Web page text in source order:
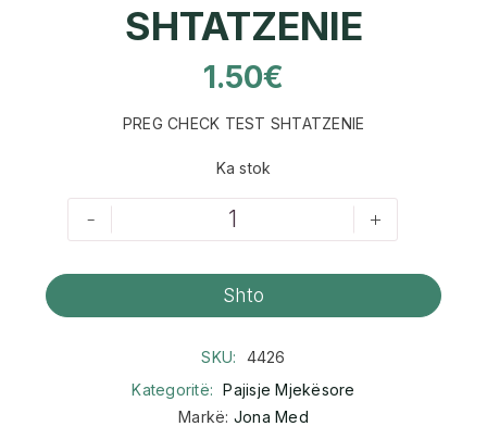
SHTATZENIE
1.50€
PREG CHECK TEST SHTATZENIE
Ka stok
- +
Shto
SKU:
4426
Kategoritë:
Pajisje Mjekësore
Markë: Jona Med